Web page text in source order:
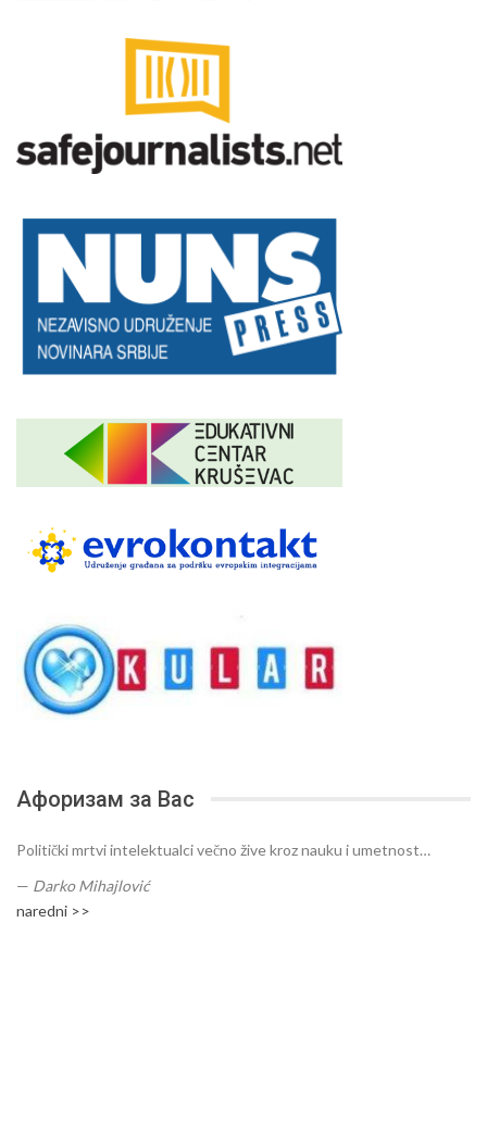
Афоризам за Вас
Politički mrtvi intelektualci večno žive kroz nauku i umetnost…
— Darko Mihajlović
naredni >>